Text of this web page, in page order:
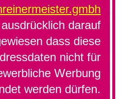
darauf
dass diese
nicht für
Werbung
werden dürfen.